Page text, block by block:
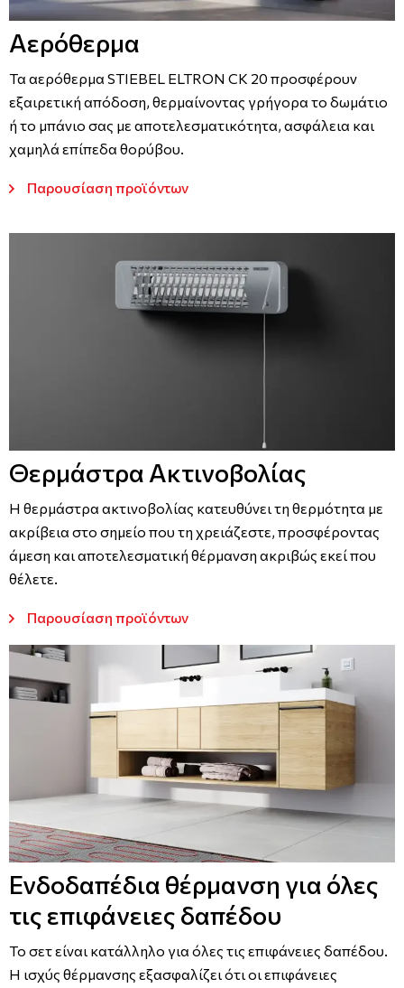
Αερόθερμα
Τα αερόθερμα STIEBEL ELTRON CK 20 προσφέρουν
εξαιρετική απόδοση, θερμαίνοντας γρήγορα το δωμάτιο
ή το μπάνιο σας με αποτελεσματικότητα, ασφάλεια και
χαμηλά επίπεδα θορύβου.
Παρουσίαση προϊόντων
Θερμάστρα Ακτινοβολίας
Η θερμάστρα ακτινοβολίας κατευθύνει τη θερμότητα με
ακρίβεια στο σημείο που τη χρειάζεστε, προσφέροντας
άμεση και αποτελεσματική θέρμανση ακριβώς εκεί που
θέλετε.
Παρουσίαση προϊόντων
Ενδοδαπέδια θέρμανση για όλες
τις επιφάνειες δαπέδου
Το σετ είναι κατάλληλο για όλες τις επιφάνειες δαπέδου.
Η ισχύς θέρμανσης εξασφαλίζει ότι οι επιφάνειες